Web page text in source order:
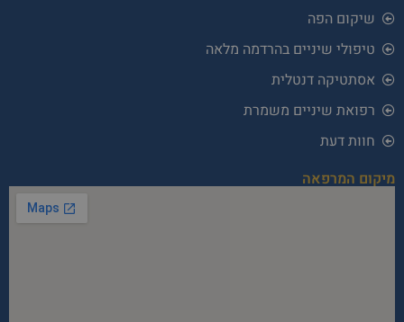
שיקום הפה
טיפולי שיניים בהרדמה מלאה
אסתטיקה דנטלית
רפואת שיניים משמרת
חוות דעת
מיקום המרפאה